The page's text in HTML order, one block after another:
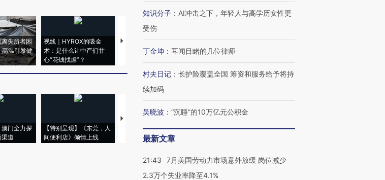
失所者困
高温引发健
视线｜HYROX的吸金
术：是什么让中产们甘
心“花钱找虐”？
马航飞行员跨国走私7万
粒摇头丸 尿检体内含3种
视线｜被称为“蟑螂”的印
度Z世代 用街头抗争将教
视线｜“入侵”还是“人道危
澳门全力探
道
【特别呈现】《东莞，人
间便利店》倾情上线
【推广】走进第四届链博
会，让数智科技“链”接产
【特别呈现】寻找100种
CFO：不靠规模取胜，华
知识分子 ： AI冲击之下，年轻人与高学历女性更
受伤
丁金坤 ： 耳闻目睹的几位律师
村夫日记 ： 长护险覆盖全国 筹资和服务给予将持
续加码
吴晓波 ： “沉睡”的10万亿元公积金
最新文章
21:43
7月美国劳动力市场意外放缓 岗位减少
2.3万个失业率降至4.1%